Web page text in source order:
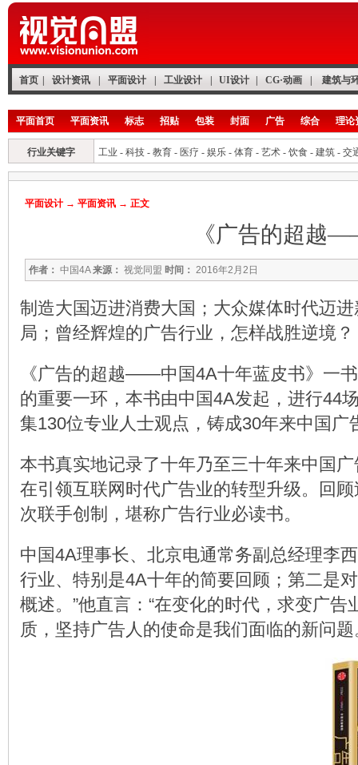
首页 设计资讯 平面设计 工业设计 UI设计 CG·动画 建筑与
平面首页 平面资讯 标志 招贴 包装 封面 广告 综合 理论
行业关键字 工业 - 科技 - 教育 - 医疗 - 娱乐 - 体育 - 艺术 - 饮食 - 建筑 - 交
平面设计 → 平面资讯 → 正文
《广告的超越
作者： 中国4A来源： 视觉同盟 时间： 2016年2月2日
制造大国迈进消费大国；大众媒体时代迈
局；曾经辉煌的广告行业，怎样战胜逆境？
《广告的超越——中国4A十年蓝皮书》一
的重要一环，本书由中国4A发起，进行44
集130位专业人士观点，铸成30年来中国广
本书真实地记录了十年乃至三十年来中国
在引领互联网时代广告业的转型升级。回
次联手创制，堪称广告行业必读书。
中国4A理事长、北京电通常务副总经理李
行业、特别是4A十年的简要回顾；第二是
概述。”他直言：“在变化的时代，求变广
质，坚持广告人的使命是我们面临的新问题